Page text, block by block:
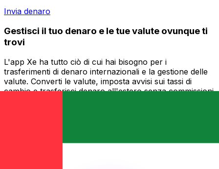
Invia denaro
Gestisci il tuo denaro e le tue valute ovunque ti
trovi
L'app Xe ha tutto ciò di cui hai bisogno per i
trasferimenti di denaro internazionali e la gestione delle
valute. Converti le valute, imposta avvisi sui tassi di
cambio e trasferisci denaro all'estero senza commissioni